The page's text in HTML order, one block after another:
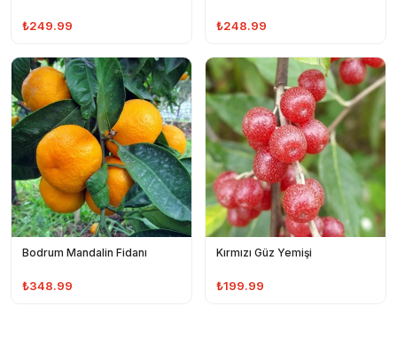
₺249.99 ₺248.99
Bodrum Mandalin Fidanı
₺348.99
Kırmızı Güz Yemişi
₺199.99